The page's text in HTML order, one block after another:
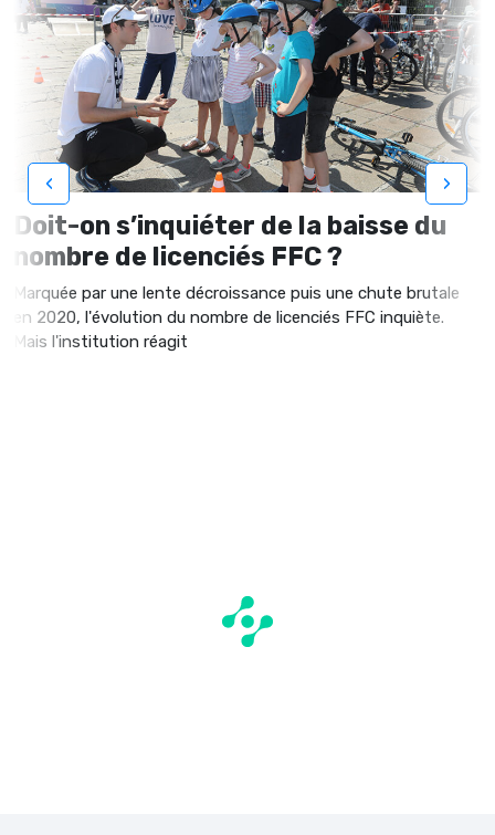
Doit-on s’inquiéter de la baisse du
nombre de licenciés FFC ?
Marquée par une lente décroissance puis une chute brutale
en 2020, l'évolution du nombre de licenciés FFC inquiète.
Mais l'institution réagit
‹ ›